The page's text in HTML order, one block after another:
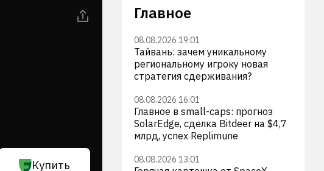
Купить
Главное
08.08.2026 19:01
Тайвань: зачем уникальному
региональному игроку новая
стратегия сдерживания?
08.08.2026 16:01
Главное в small-caps: прогноз
SolarEdge, сделка Bitdeer на $4,7
млрд, успех Replimune
08.08.2026 13:01